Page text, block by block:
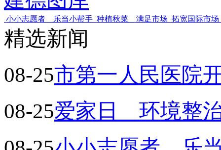
小小志愿者 乐当小帮手 种植秋菜 满足市场 拓宽国际市
精选新闻
08-25市第一人民医院
08-25爱家日 环境整